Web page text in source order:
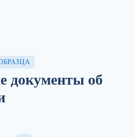
документы об